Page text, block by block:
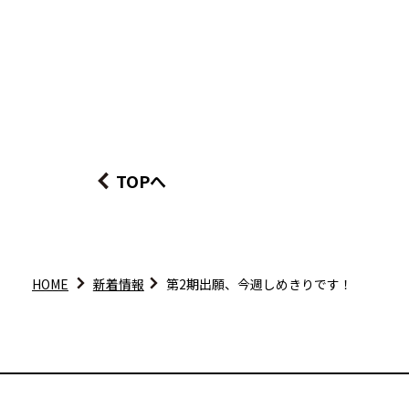
TOPへ
HOME 新着情報 第2期出願、今週しめきりです！